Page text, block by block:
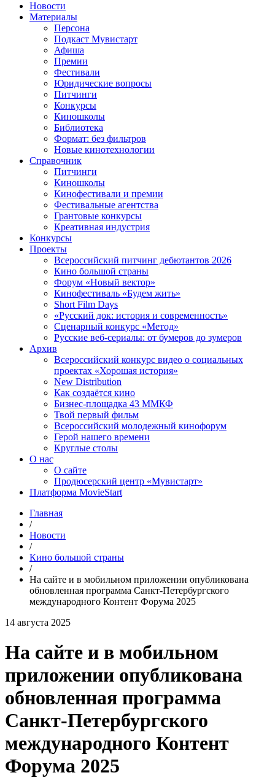
Новости
Материалы
Персона
Подкаст Мувистарт
Афиша
Премии
Фестивали
Юридические вопросы
Питчинги
Конкурсы
Киношколы
Библиотека
Формат: без фильтров
Новые кинотехнологии
Справочник
Питчинги
Киношколы
Кинофестивали и премии
Фестивальные агентства
Грантовые конкурсы
Креативная индустрия
Конкурсы
Проекты
Всероссийский питчинг дебютантов 2026
Кино большой страны
Форум «Новый вектор»
Кинофестиваль «Будем жить»
Short Film Days
«Русский док: история и современность»
Сценарный конкурс «Метод»
Русские веб-сериалы: от бумеров до зумеров
Архив
Всероссийский конкурс видео о социальных
проектах «Хорошая история»
New Distribution
Как создаётся кино
Бизнес-площадка 43 ММКФ
Твой первый фильм
Всероссийский молодежный кинофорум
Герой нашего времени
Круглые столы
О нас
О сайте
Продюсерский центр «Мувистарт»
Платформа MovieStart
Главная
/
Новости
/
Кино большой страны
/
На сайте и в мобильном приложении опубликована
обновленная программа Санкт-Петербургского
международного Контент Форума 2025
14 августа 2025
На сайте и в мобильном
приложении опубликована
обновленная программа
Санкт-Петербургского
международного Контент
Форума 2025